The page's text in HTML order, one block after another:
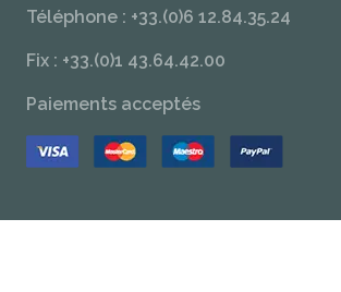
Téléphone : +33.(0)6 12.84.35.24
Fix : +33.(0)1 43.64.42.00
Paiements acceptés